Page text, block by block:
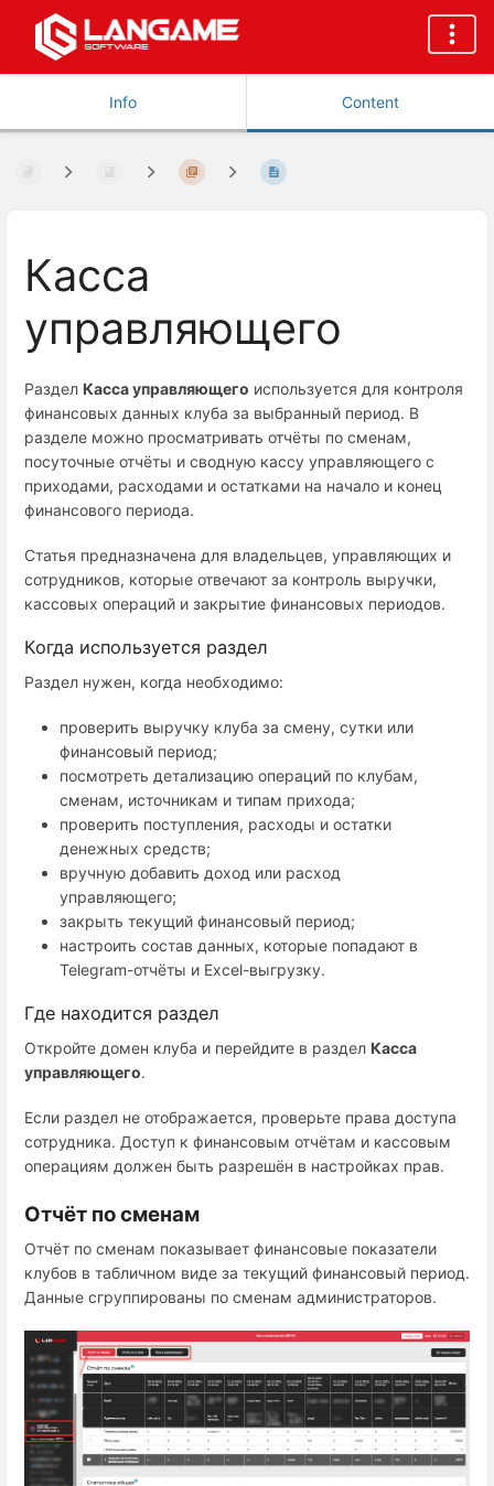
Info Content
Касса
управляющего
Раздел Касса управляющего используется для контроля
финансовых данных клуба за выбранный период. В
разделе можно просматривать отчёты по сменам,
посуточные отчёты и сводную кассу управляющего с
приходами, расходами и остатками на начало и конец
финансового периода.
Статья предназначена для владельцев, управляющих и
сотрудников, которые отвечают за контроль выручки,
кассовых операций и закрытие финансовых периодов.
Когда используется раздел
Раздел нужен, когда необходимо:
проверить выручку клуба за смену, сутки или
финансовый период;
посмотреть детализацию операций по клубам,
сменам, источникам и типам прихода;
проверить поступления, расходы и остатки
денежных средств;
вручную добавить доход или расход
управляющего;
закрыть текущий финансовый период;
настроить состав данных, которые попадают в
Telegram-отчёты и Excel-выгрузку.
Где находится раздел
Откройте домен клуба и перейдите в раздел Касса
управляющего.
Если раздел не отображается, проверьте права доступа
сотрудника. Доступ к финансовым отчётам и кассовым
операциям должен быть разрешён в настройках прав.
Отчёт по сменам
Отчёт по сменам показывает финансовые показатели
клубов в табличном виде за текущий финансовый период.
Данные сгруппированы по сменам администраторов.